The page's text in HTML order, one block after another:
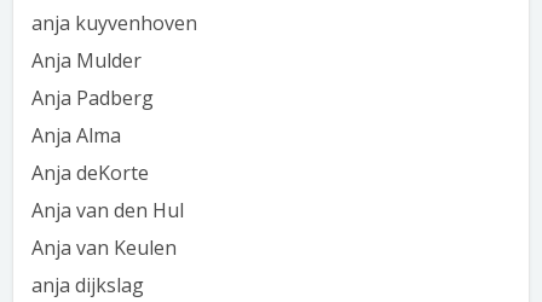
anja kuyvenhoven
Anja Mulder
Anja Padberg
Anja Alma
Anja deKorte
Anja van den Hul
Anja van Keulen
anja dijkslag